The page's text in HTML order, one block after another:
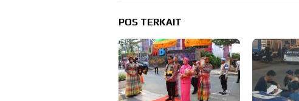
POS TERKAIT